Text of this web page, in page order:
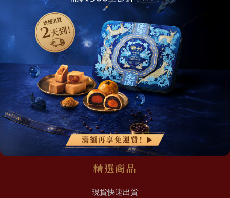
點我加入會員 加入丰丹LINE會員✨
網站地圖
關於我們
最新消息
會員權益
常見問題
聯絡我們
精選商品
現貨快速出貨